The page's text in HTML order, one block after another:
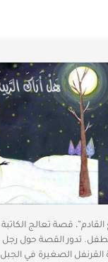
قصة تعالج الكاتبة
تدور القصة حول رجل
القرنفل الصغيرة في الجبل